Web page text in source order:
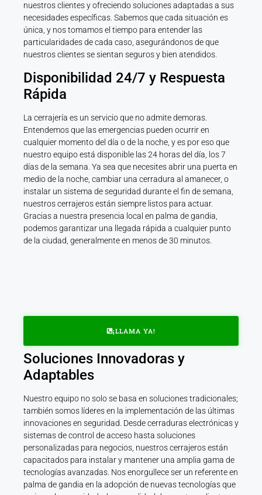
nuestros clientes y ofreciendo soluciones adaptadas a sus
necesidades específicas. Sabemos que cada situación es
única, y nos tomamos el tiempo para entender las
particularidades de cada caso, asegurándonos de que
nuestros clientes se sientan seguros y bien atendidos.
Disponibilidad 24/7 y Respuesta
Rápida
La cerrajería es un servicio que no admite demoras.
Entendemos que las emergencias pueden ocurrir en
cualquier momento del día o de la noche, y es por eso que
nuestro equipo está disponible las 24 horas del día, los 7
días de la semana. Ya sea que necesites abrir una puerta en
medio de la noche, cambiar una cerradura al amanecer, o
instalar un sistema de seguridad durante el fin de semana,
nuestros cerrajeros están siempre listos para actuar.
Gracias a nuestra presencia local en palma de gandia,
podemos garantizar una llegada rápida a cualquier punto
de la ciudad, generalmente en menos de 30 minutos.
¡LLAMA YA!
Soluciones Innovadoras y
Adaptables
Nuestro equipo no solo se basa en soluciones tradicionales;
también somos líderes en la implementación de las últimas
innovaciones en seguridad. Desde cerraduras electrónicas y
sistemas de control de acceso hasta soluciones
personalizadas para negocios, nuestros cerrajeros están
capacitados para instalar y mantener una amplia gama de
tecnologías avanzadas. Nos enorgullece ser un referente en
palma de gandia en la adopción de nuevas tecnologías que